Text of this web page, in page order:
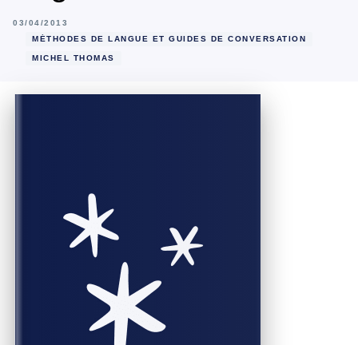
03/04/2013
MÉTHODES DE LANGUE ET GUIDES DE CONVERSATION
MICHEL THOMAS